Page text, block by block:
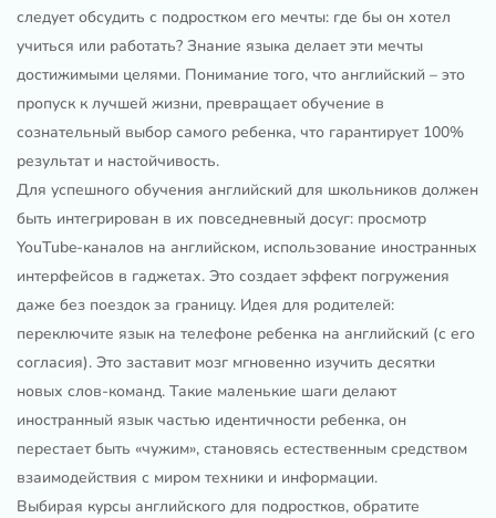
следует обсудить с подростком его мечты: где бы он хотел
учиться или работать? Знание языка делает эти мечты
достижимыми целями. Понимание того, что английский – это
пропуск к лучшей жизни, превращает обучение в
сознательный выбор самого ребенка, что гарантирует 100%
результат и настойчивость.
Для успешного обучения английский для школьников должен
быть интегрирован в их повседневный досуг: просмотр
YouTube-каналов на английском, использование иностранных
интерфейсов в гаджетах. Это создает эффект погружения
даже без поездок за границу. Идея для родителей:
переключите язык на телефоне ребенка на английский (с его
согласия). Это заставит мозг мгновенно изучить десятки
новых слов-команд. Такие маленькие шаги делают
иностранный язык частью идентичности ребенка, он
перестает быть «чужим», становясь естественным средством
взаимодействия с миром техники и информации.
Выбирая курсы английского для подростков, обратите